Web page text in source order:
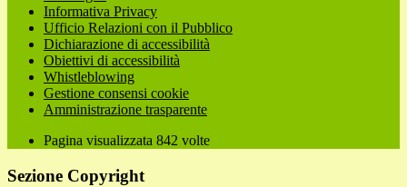
Informativa Privacy
Ufficio Relazioni con il Pubblico
Dichiarazione di accessibilità
Obiettivi di accessibilità
Whistleblowing
Gestione consensi cookie
Amministrazione trasparente
Pagina visualizzata 842 volte
Sezione Copyright